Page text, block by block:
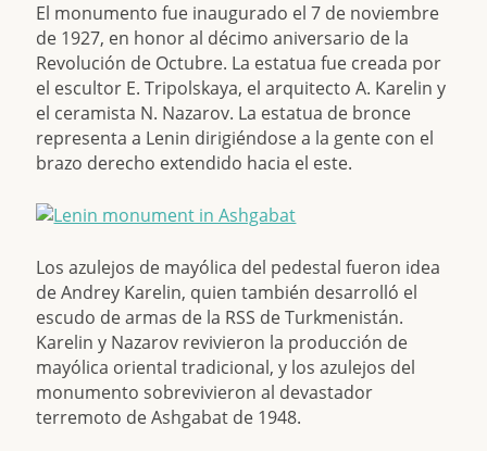
El monumento fue inaugurado el 7 de noviembre
de 1927, en honor al décimo aniversario de la
Revolución de Octubre. La estatua fue creada por
el escultor E. Tripolskaya, el arquitecto A. Karelin y
el ceramista N. Nazarov. La estatua de bronce
representa a Lenin dirigiéndose a la gente con el
brazo derecho extendido hacia el este.
Los azulejos de mayólica del pedestal fueron idea
de Andrey Karelin, quien también desarrolló el
escudo de armas de la RSS de Turkmenistán.
Karelin y Nazarov revivieron la producción de
mayólica oriental tradicional, y los azulejos del
monumento sobrevivieron al devastador
terremoto de Ashgabat de 1948.